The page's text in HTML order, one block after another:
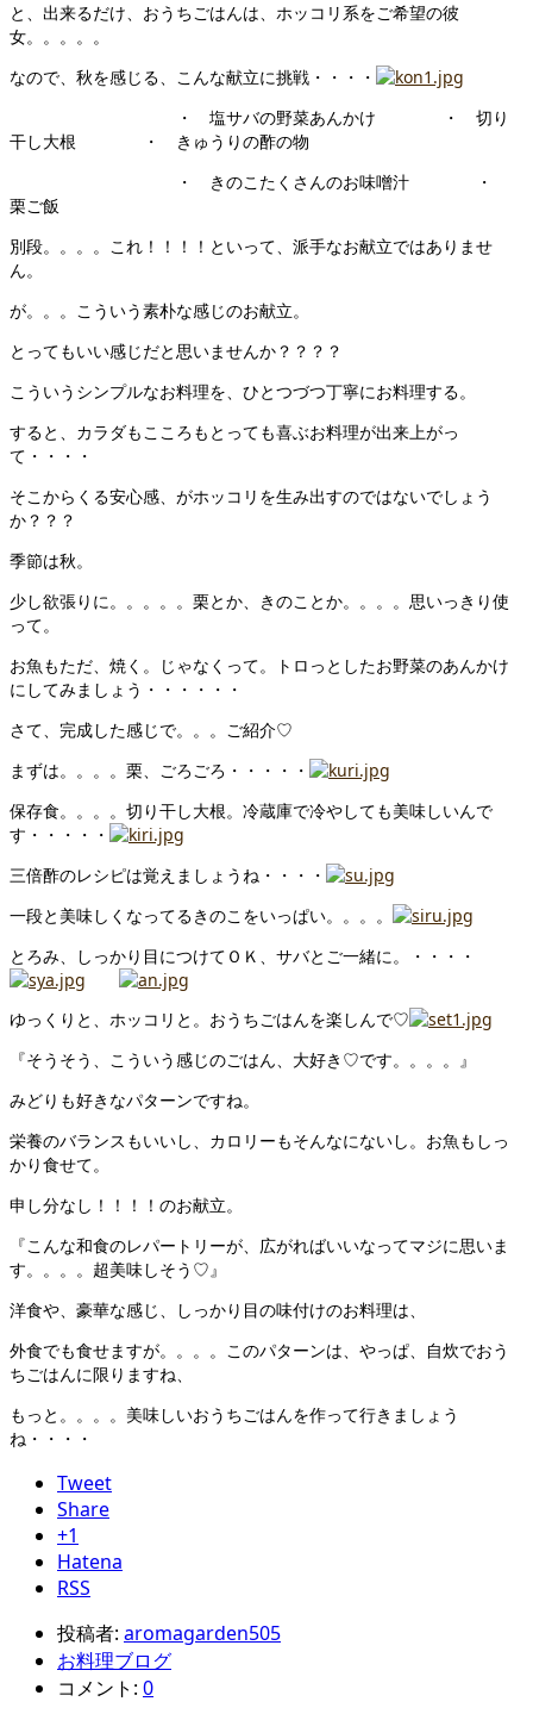
と、出来るだけ、おうちごはんは、ホッコリ系をご希望の彼
女。。。。。
なので、秋を感じる、こんな献立に挑戦・・・・
・ 塩サバの野菜あんかけ ・ 切り
干し大根 ・ きゅうりの酢の物
・ きのこたくさんのお味噌汁 ・
栗ご飯
別段。。。。これ！！！！といって、派手なお献立ではありませ
ん。
が。。。こういう素朴な感じのお献立。
とってもいい感じだと思いませんか？？？？
こういうシンプルなお料理を、ひとつづつ丁寧にお料理する。
すると、カラダもこころもとっても喜ぶお料理が出来上がっ
て・・・・
そこからくる安心感、がホッコリを生み出すのではないでしょう
か？？？
季節は秋。
少し欲張りに。。。。。栗とか、きのことか。。。。思いっきり使
って。
お魚もただ、焼く。じゃなくって。トロっとしたお野菜のあんかけ
にしてみましょう・・・・・・
さて、完成した感じで。。。ご紹介♡
まずは。。。。栗、ごろごろ・・・・・
保存食。。。。切り干し大根。冷蔵庫で冷やしても美味しいんで
す・・・・・
三倍酢のレシピは覚えましょうね・・・・
一段と美味しくなってるきのこをいっぱい。。。。
とろみ、しっかり目につけてＯＫ、サバとご一緒に。・・・・
ゆっくりと、ホッコリと。おうちごはんを楽しんで♡
『そうそう、こういう感じのごはん、大好き♡です。。。。』
みどりも好きなパターンですね。
栄養のバランスもいいし、カロリーもそんなにないし。お魚もしっ
かり食せて。
申し分なし！！！！のお献立。
『こんな和食のレパートリーが、広がればいいなってマジに思いま
す。。。。超美味しそう♡』
洋食や、豪華な感じ、しっかり目の味付けのお料理は、
外食でも食せますが。。。。このパターンは、やっぱ、自炊でおう
ちごはんに限りますね、
もっと。。。。美味しいおうちごはんを作って行きましょう
ね・・・・
Tweet
Share
+1
Hatena
RSS
投稿者: aromagarden505
お料理ブログ
コメント: 0